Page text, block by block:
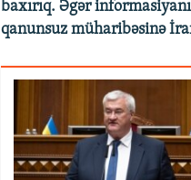
baxırıq. Əgər
qanunsuz müharibəsinə